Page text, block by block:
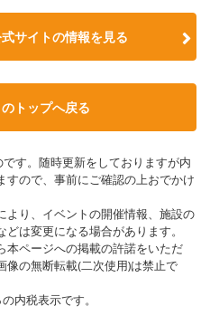
サイトの情報を見る
トップへ戻る
す。随時更新をしておりますが内
ので、事前にご確認の上おでかけ
り、イベントの開催情報、施設の
は変更になる場合があります。
ページへの掲載の許諾をいただ
像の無断転載(二次使用)は禁止で
内税表示です。